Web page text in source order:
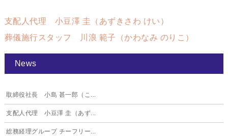
支配人代理 小豆澤 圭（あずきさわ けい）
葬儀施行スタッフ 川浪 範子（かわなみ のりこ）
News
取締役社長 小島 甚一郎（こ...
支配人代理 小豆澤 圭（あず...
総務経理グループ チーフリー...